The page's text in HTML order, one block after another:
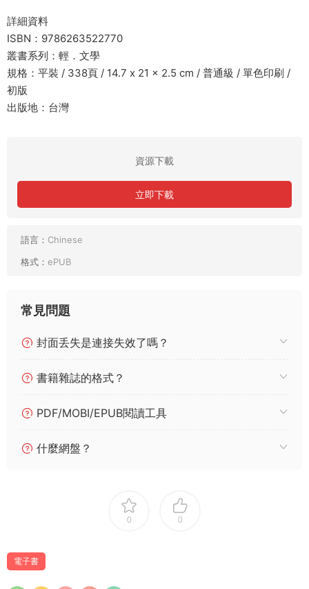
詳細資料
ISBN：9786263522770
叢書系列：輕．文學
規格：平裝 / 338頁 / 14.7 x 21 x 2.5 cm / 普通級 / 單色印刷 /
初版
出版地：台灣
資源下載
立即下載
語言： Chinese
格式： ePUB
常見問題
封面丢失是連接失效了嗎？
書籍雜誌的格式？
PDF/MOBI/EPUB閱讀工具
什麼網盤？
0 0
電子書